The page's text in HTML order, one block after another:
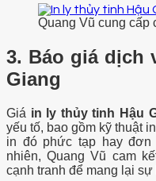
Quang Vũ cung cấp
3. Báo giá dịch
Giang
Giá in ly thủy tinh Hậu
yếu tố, bao gồm kỹ thuật
in đó phức tạp hay đơn
nhiên, Quang Vũ cam
cạnh tranh để mang lại